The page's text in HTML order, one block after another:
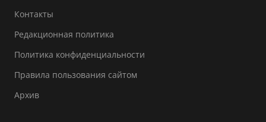
Контакты
Редакционная политика
Политика конфиденциальности
Правила пользования сайтом
Архив